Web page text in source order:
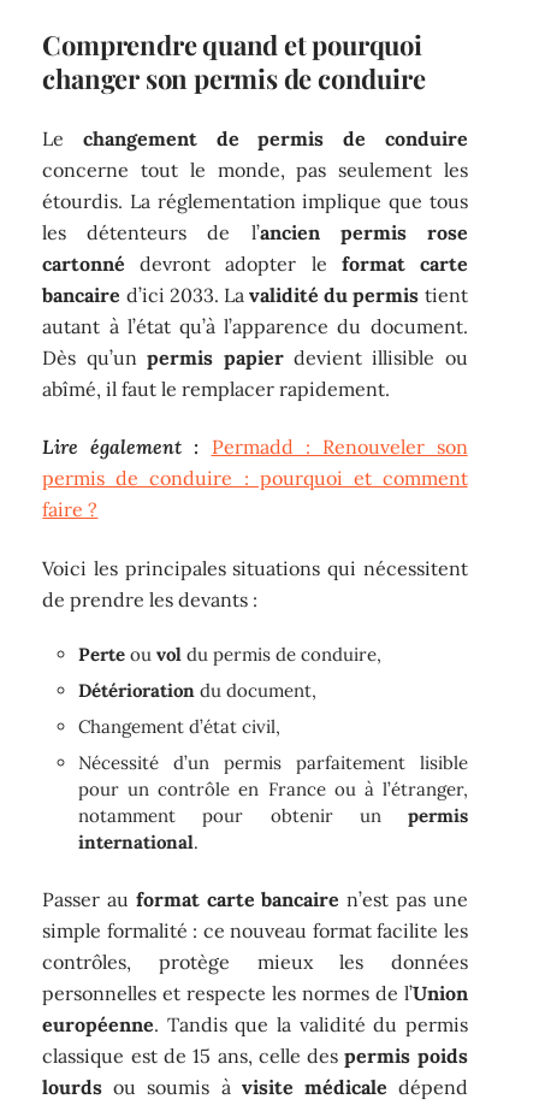
Comprendre quand et pourquoi
changer son permis de conduire
Lechangement de permis de conduire
concerne tout le monde, pas seulement les
étourdis. La réglementation implique que tous
les détenteurs de l’ancien permis rose
cartonné devront adopter le format carte
bancaire d’ici 2033. Lavalidité du permis tient
autant à l’état qu’à l’apparence du document.
Dès qu’unpermis papierdevient illisible ou
abîmé, il faut le remplacer rapidement.
Lire également :
Permadd : Renouveler son
permis de conduire : pourquoi et comment
faire ?
Voici les principales situations qui nécessitent
de prendre les devants :
Perte ouvol du permis de conduire,
Détérioration du document,
Changement d’état civil,
Nécessité d’un permis parfaitement lisible
pour un contrôle en France ou à l’étranger,
notamment pour obtenir un permis
international.
Passer au format carte bancaire n’est pas une
simple formalité : ce nouveau format facilite les
contrôles, protège mieux les données
personnelles et respecte les normes de l’Union
européenne. Tandis que la validité du permis
classique est de 15 ans, celle despermis poids
lourds ou soumis à visite médicale dépend